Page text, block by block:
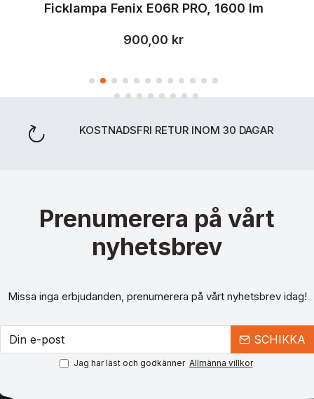
Ficklampa Fenix E06R PRO, 1600 lm
900,00 kr
KOSTNADSFRI RETUR INOM 30 DAGAR
Prenumerera på vårt
nyhetsbrev
Missa inga erbjudanden, prenumerera på vårt nyhetsbrev idag!
SCHIKKA
Jag har läst och godkänner Allmänna villkor